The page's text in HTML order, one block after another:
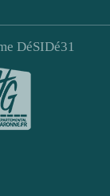
DéSIDé31